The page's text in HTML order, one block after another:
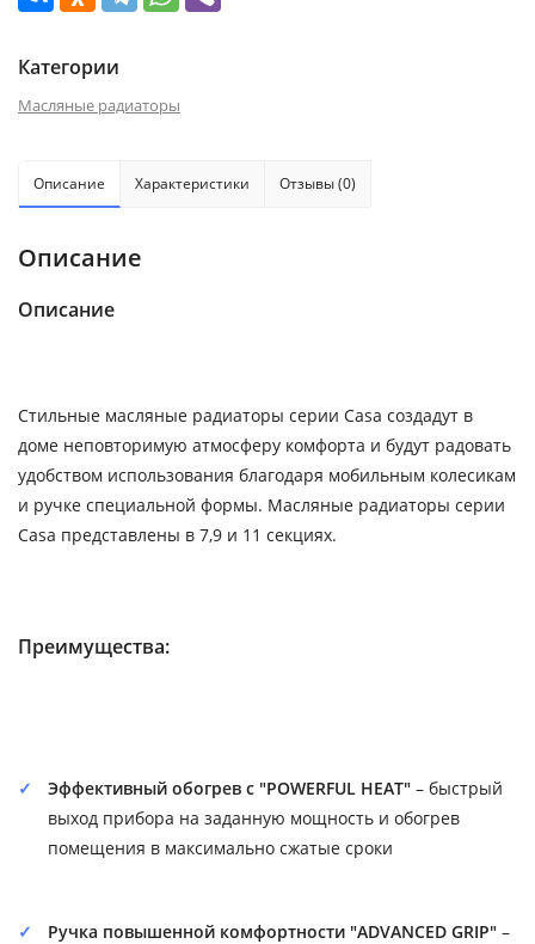
Категории
Масляные радиаторы
Описание Характеристики Отзывы (0)
Описание
Описание
Стильные масляные радиаторы серии Casa создадут в
доме неповторимую атмосферу комфорта и будут радовать
удобством использования благодаря мобильным колесикам
и ручке специальной формы. Масляные радиаторы серии
Casa представлены в 7,9 и 11 секциях.
Преимущества:
Эффективный обогрев с "POWERFUL HEAT" – быстрый
выход прибора на заданную мощность и обогрев
помещения в максимально сжатые сроки
Ручка повышенной комфортности "ADVANCED GRIP" –